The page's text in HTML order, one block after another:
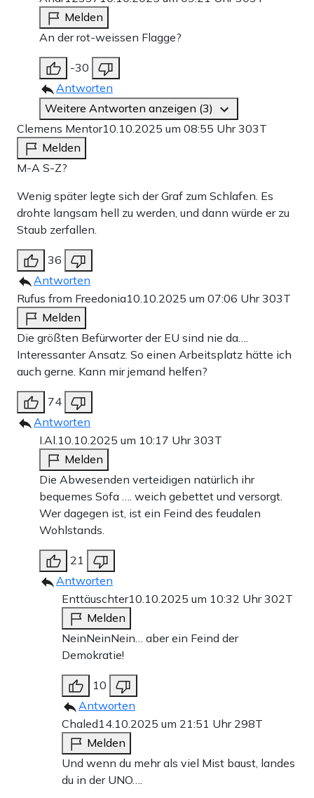
Melden
An der rot-weissen Flagge?
-30
Antworten
Weitere Antworten anzeigen (3)
Clemens Mentor10.10.2025 um 08:55 Uhr303T
Melden
M-A S-Z?
Wenig später legte sich der Graf zum Schlafen. Es
drohte langsam hell zu werden, und dann würde er zu
Staub zerfallen.
36
Antworten
Rufus from Freedonia10.10.2025 um 07:06 Uhr303T
Melden
Die größten Befürworter der EU sind nie da….
Interessanter Ansatz. So einen Arbeitsplatz hätte ich
auch gerne. Kann mir jemand helfen?
74
Antworten
I.Al. 10.10.2025 um 10:17 Uhr303T
Melden
Die Abwesenden verteidigen natürlich ihr
bequemes Sofa …. weich gebettet und versorgt.
Wer dagegen ist, ist ein Feind des feudalen
Wohlstands.
21
Antworten
Enttäuschter10.10.2025 um 10:32 Uhr302T
Melden
NeinNeinNein… aber ein Feind der
Demokratie!
10
Antworten
Chaled14.10.2025 um 21:51 Uhr 298T
Melden
Und wenn du mehr als viel Mist baust, landes
du in der UNO….